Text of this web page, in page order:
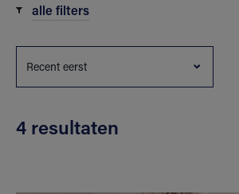
alle filters
4 resultaten